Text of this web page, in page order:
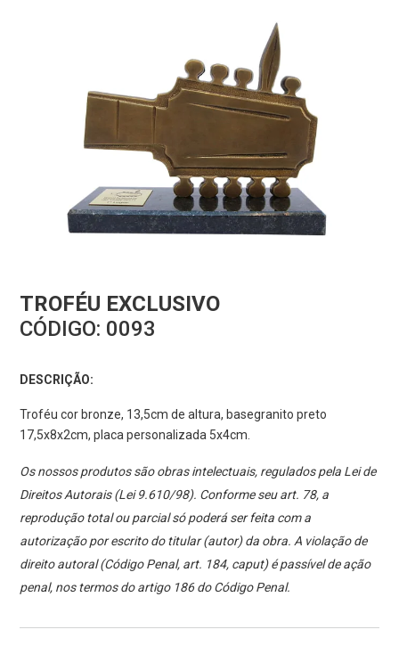
TROFÉU EXCLUSIVO
CÓDIGO: 0093
DESCRIÇÃO:
Troféu cor bronze, 13,5cm de altura, basegranito preto
17,5x8x2cm, placa personalizada 5x4cm.
Os nossos produtos são obras intelectuais, regulados pela Lei de
Direitos Autorais (Lei 9.610/98). Conforme seu art. 78, a
reprodução total ou parcial só poderá ser feita com a
autorização por escrito do titular (autor) da obra. A violação de
direito autoral (Código Penal, art. 184, caput) é passível de ação
penal, nos termos do artigo 186 do Código Penal.